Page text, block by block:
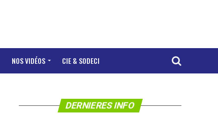
NOS VIDÉOS CIE & SODECI
DERNIERES INFO